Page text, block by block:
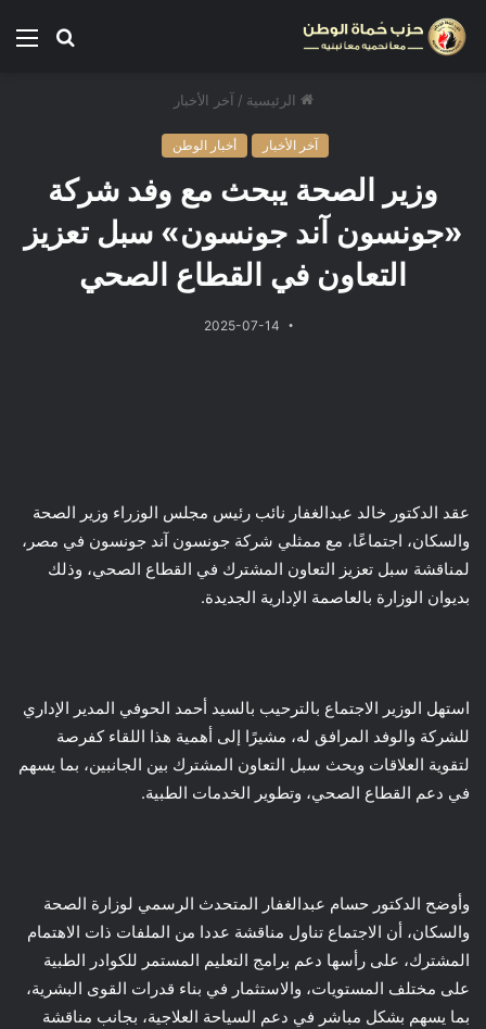
الرئيسية / آخر الأخبار
آخر الأخبار أخبار الوطن
وزير الصحة يبحث مع وفد شركة
«جونسون آند جونسون» سبل تعزيز
التعاون في القطاع الصحي
2025-07-14
عقد الدكتور خالد عبدالغفار نائب رئيس مجلس الوزراء وزير الصحة
والسكان، اجتماعًا، مع ممثلي شركة جونسون آند جونسون في مصر،
لمناقشة سبل تعزيز التعاون المشترك في القطاع الصحي، وذلك
بديوان الوزارة بالعاصمة الإدارية الجديدة.
استهل الوزير الاجتماع بالترحيب بالسيد أحمد الحوفي المدير الإداري
للشركة والوفد المرافق له، مشيرًا إلى أهمية هذا اللقاء كفرصة
لتقوية العلاقات وبحث سبل التعاون المشترك بين الجانبين، بما يسهم
في دعم القطاع الصحي، وتطوير الخدمات الطبية.
وأوضح الدكتور حسام عبدالغفار المتحدث الرسمي لوزارة الصحة
والسكان، أن الاجتماع تناول مناقشة عددا من الملفات ذات الاهتمام
المشترك، على رأسها دعم برامج التعليم المستمر للكوادر الطبية
على مختلف المستويات، والاستثمار في بناء قدرات القوى البشرية،
بما يسهم بشكل مباشر في دعم السياحة العلاجية، بجانب مناقشة